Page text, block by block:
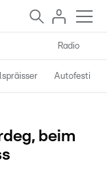
Radio
Autofestival
beim